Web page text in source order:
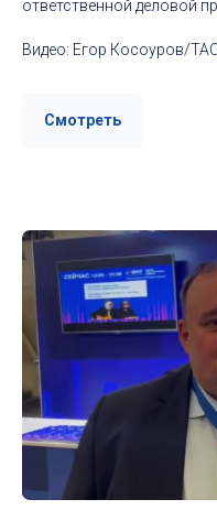
ответственной деловой
Видео: Егор Косоуров/
Смотреть